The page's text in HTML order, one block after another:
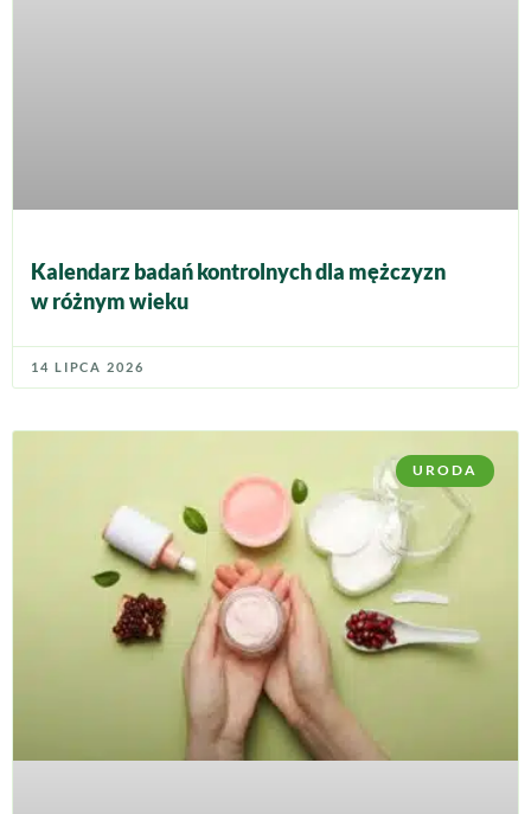
Kalendarz badań kontrolnych dla mężczyzn
w różnym wieku
14 LIPCA 2026
URODA